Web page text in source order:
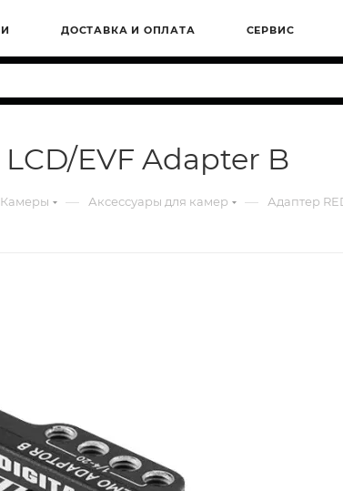
ДОСТАВКА И ОПЛАТА СЕРВИС
EVF Adapter B
Камеры — Аксессуары для камер — Адаптер